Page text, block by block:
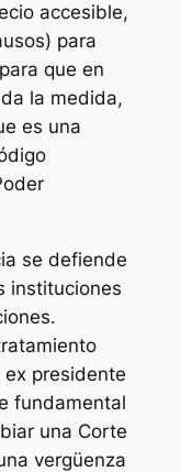
accesible,
para
que en
la medida,
es una
se defiende
instituciones
presidente
fundamental
una Corte
vergüenza